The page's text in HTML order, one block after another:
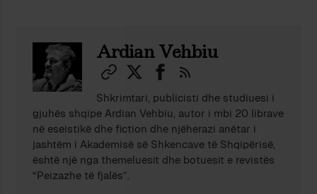
Ardian Vehbiu
Shkrimtari, publicisti dhe studiuesi i
gjuhës shqipe Ardian Vehbiu, autor i mbi 20 librave
në eseistikë dhe fiction dhe njëherazi anëtar i
jashtëm i Akademisë së Shkencave të Shqipërisë,
është një nga themeluesit dhe botuesit e revistës
“Peizazhe të fjalës”.